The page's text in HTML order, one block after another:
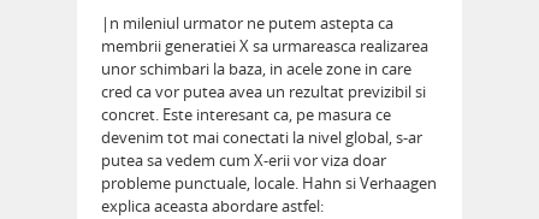
|n mileniul urmator ne putem astepta ca
membrii generatiei X sa urmareasca realizarea
unor schimbari la baza, in acele zone in care
cred ca vor putea avea un rezultat previzibil si
concret. Este interesant ca, pe masura ce
devenim tot mai conectati la nivel global, s-ar
putea sa vedem cum X-erii vor viza doar
probleme punctuale, locale. Hahn si Verhaagen
explica aceasta abordare astfel: